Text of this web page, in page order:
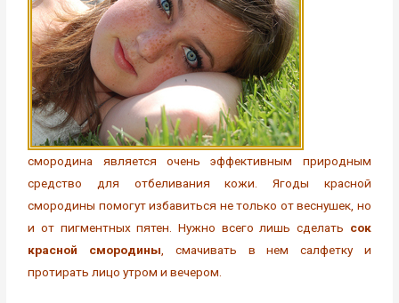
смородина является очень эффективным природным
средство для отбеливания кожи. Ягоды красной
смородины помогут избавиться не только от веснушек, но
и от пигментных пятен. Нужно всего лишь сделать сок
красной смородины , смачивать в нем салфетку и
протирать лицо утром и вечером.